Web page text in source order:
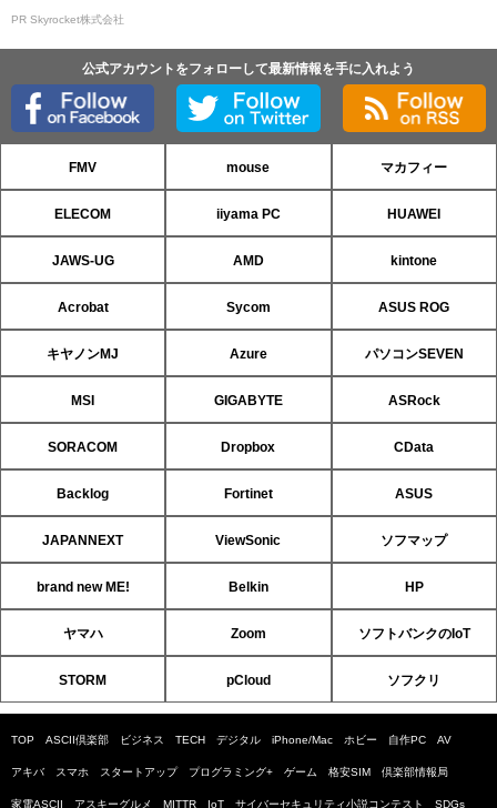
PR Skyrocket株式会社
公式アカウントをフォローして最新情報を手に入れよう
FMV mouse マカフィー
ELECOM iiyama PC HUAWEI
JAWS-UG AMD kintone
Acrobat Sycom ASUS ROG
キヤノンMJ Azure パソコンSEVEN
MSI GIGABYTE ASRock
SORACOM Dropbox CData
Backlog Fortinet ASUS
JAPANNEXT ViewSonic ソフマップ
brand new ME! Belkin HP
ヤマハ Zoom ソフトバンクのIoT
STORM pCloud ソフクリ
TOP ASCII倶楽部 ビジネス TECH デジタル iPhone/Mac ホビー 自作PC AV
アキバ スマホ スタートアップ プログラミング+ ゲーム 格安SIM 倶楽部情報局
家電ASCII アスキーグルメ MITTR IoT サイバーセキュリティ小説コンテスト SDGs